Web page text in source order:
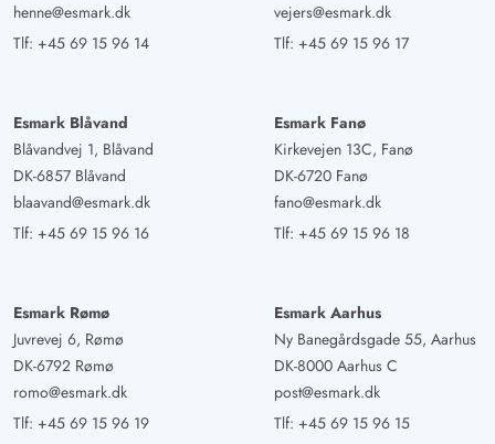
henne@esmark.dk
Tlf: +45 69 15 96 14
vejers@esmark.dk
Tlf: +45 69 15 96 17
Esmark Blåvand
Blåvandvej 1, Blåvand
DK-6857 Blåvand
blaavand@esmark.dk
Tlf: +45 69 15 96 16
Esmark Fanø
Kirkevejen 13C, Fanø
DK-6720 Fanø
fano@esmark.dk
Tlf: +45 69 15 96 18
Esmark Rømø
Juvrevej 6, Rømø
DK-6792 Rømø
romo@esmark.dk
Tlf: +45 69 15 96 19
Esmark Aarhus
Ny Banegårdsgade 55, Aarhus
DK-8000 Aarhus C
post@esmark.dk
Tlf: +45 69 15 96 15